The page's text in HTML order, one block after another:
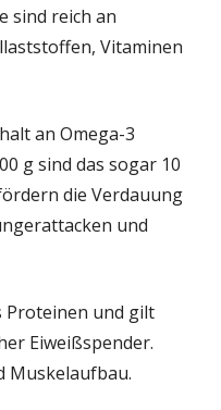
sind reich an
Vitaminen
an Omega-3
g sind das sogar 10
die Verdauung
und
Proteinen und gilt
Eiweißspender.
Muskelaufbau.